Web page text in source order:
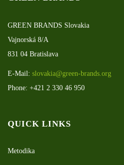
GREEN BRANDS Slovakia
Vajnorská 8/A
831 04 Bratislava
E-Mail: slovakia@green-brands.org
Phone: +421 2 330 46 950
QUICK LINKS
Metodika